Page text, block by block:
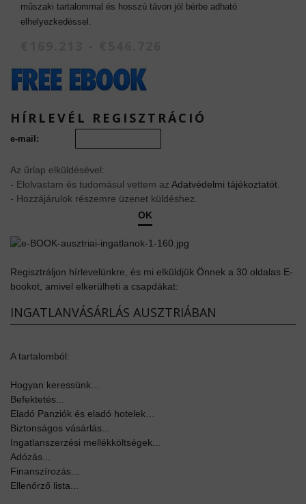
műszaki tartalommal és hosszú távon jól bérbe adható
elhelyezkedéssel.
HÍRLEVÉL REGISZTRÁCIÓ
e-mail:
Az űrlap elküldésével:
- Elolvastam és tudomásul vettem az Adatvédelmi tájékoztatót
- Hozzájárulok részemre üzenet küldéshez.
OK
Regisztráljon hírlevelünkre, és mi elküldjük Önnek a 30 oldalas E-
bookot, amivel elkerülheti a csapdákat:
INGATLANVÁSÁRLÁS AUSZTRIÁBAN
A tartalomból:
Hogyan keressünk...
Befektetés...
Eladó Panziók és eladó hotelek…
Biztonságos vásárlás...
Ingatlanszerzési mellékköltségek...
Adózás...
Finanszírozás...
Ellenőrző lista...